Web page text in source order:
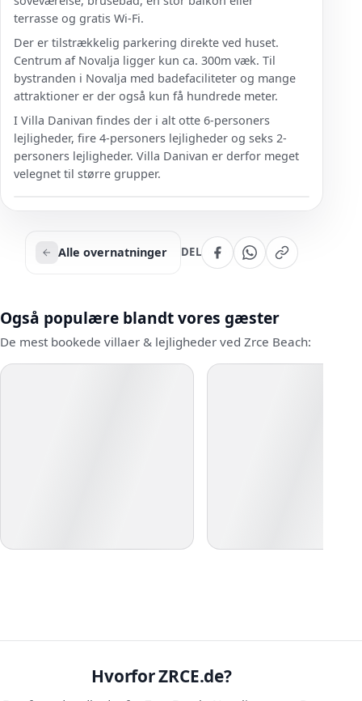
terrasse og gratis Wi-Fi.
Der er tilstrækkelig parkering direkte ved huset.
Centrum af Novalja ligger kun ca. 300m væk. Til
bystranden i Novalja med badefaciliteter og mange
attraktioner er der også kun få hundrede meter.
I Villa Danivan findes der i alt otte 6-personers
lejligheder, fire 4-personers lejligheder og seks 2-
personers lejligheder. Villa Danivan er derfor meget
velegnet til større grupper.
Alle overnatninger DEL
Også populære blandt vores gæster
De mest bookede villaer & lejligheder ved Zrce Beach:
Hvorfor ZRCE.de?